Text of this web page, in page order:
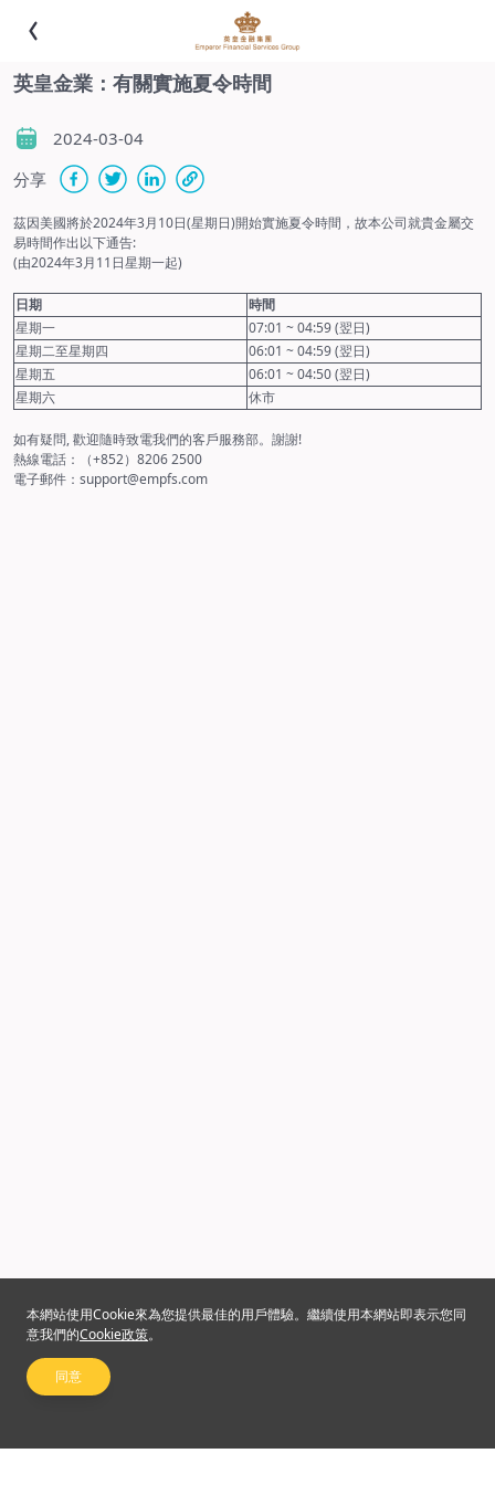
英皇金業：有關實施夏令時間
2024-03-04
分享
茲因美國將於2024年3月10日(星期日)開始實施夏令時間，故本公司就貴金屬交
易時間作出以下通告:
(由2024年3月11日星期一起)
日期
時間
星期一
07:01 ~ 04:59 (翌日)
星期二至星期四
06:01 ~ 04:59 (翌日)
星期五
06:01 ~ 04:50 (翌日)
星期六
休市
如有疑問, 歡迎隨時致電我們的客戶服務部。謝謝!
熱線電話：（+852）8206 2500
電子郵件：support@empfs.com
本網站使用Cookie來為您提供最佳的用戶體驗。繼續使用本網站即表示您同
意我們的Cookie政策。
同意